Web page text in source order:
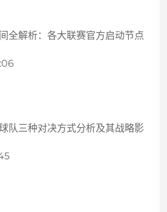
全解析：各大联赛官方启动节点
队三种对决方式分析及其战略影